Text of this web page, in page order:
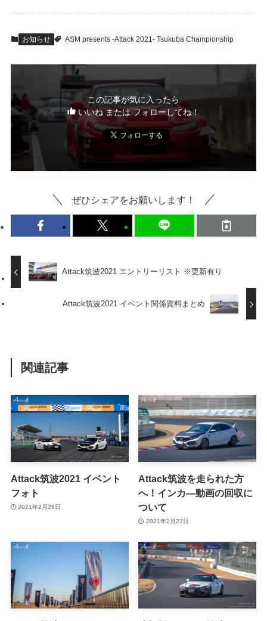
お知らせ ASM presents -Attack 2021- Tsukuba Championship
この記事が気に入ったら
いいね または フォローしてね！
ぜひシェアをお願いします！
Attack筑波2021 エントリーリスト ※更新有り
Attack筑波2021 イベント関係資料まとめ
関連記事
Attack筑波2021 イベント
フォト
2021年2月26日
Attack筑波を走られた方
へ！インカ―動画の回収に
ついて
2021年2月22日